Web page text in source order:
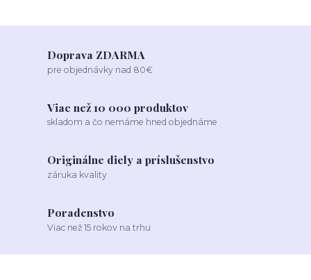
Doprava ZDARMA
pre objednávky nad 80€
Viac než 10 000 produktov
skladom a čo nemáme hned objednáme
Originálne diely a príslušenstvo
záruka kvality
Poradenstvo
Viac než 15 rokov na trhu